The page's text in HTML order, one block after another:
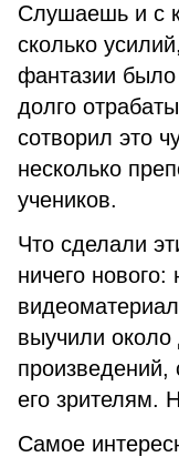
Слушаешь и с
сколько
фантазии было
долго
сотворил это
несколько
учеников.
Что сделали
ничего
выучили
произведений,
его зрителям.
Самое